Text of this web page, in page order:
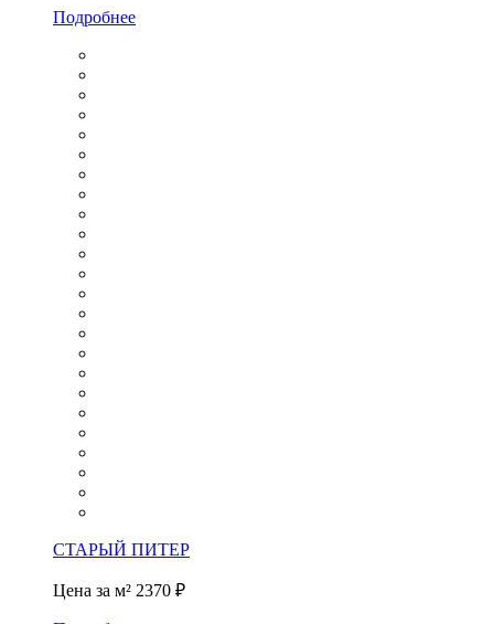
Подробнее
СТАРЫЙ ПИТЕР
Цена за м² 2370 ₽